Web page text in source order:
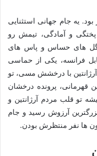
جام جهانی ۲۰۲۲ قطر بود. یه جام جهانی استثنایی
و آمادگی، تیمش رو
گل های حساس و پاس های
فرانسه، یکی از حماسی
آرژانتین با درخشش مسی، تو
قهرمانی، پرونده درخشان
تو قلب مردم آرژانتین و
آرزوش رسید و جام
ها نفر منتظرش بودن.